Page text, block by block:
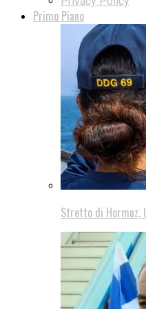
Primo Piano
Stretto di Hormuz,